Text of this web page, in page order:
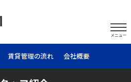
メニュー
賃貸管理の流れ 会社概要